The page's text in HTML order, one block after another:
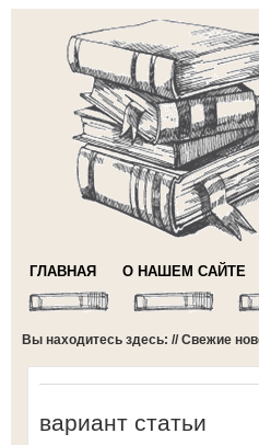
ГЛАВНАЯ О НАШЕМ САЙТЕ
Вы находитесь здесь: //Свежие
вариант статьи